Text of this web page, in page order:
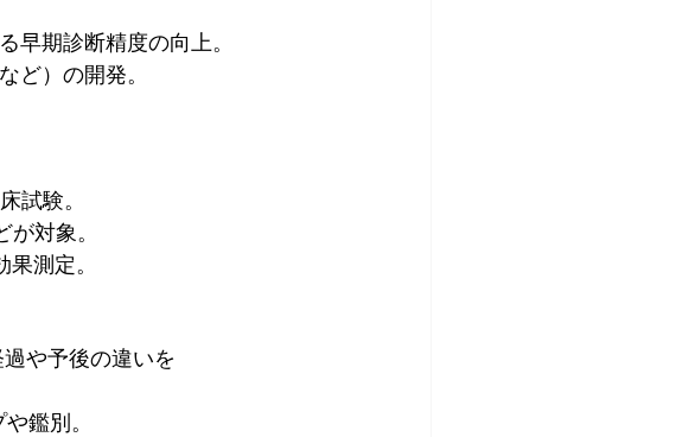
早期診断精度の向上。
ど）の開発。
試験。
対象。
測定。
や予後の違いを
鑑別。